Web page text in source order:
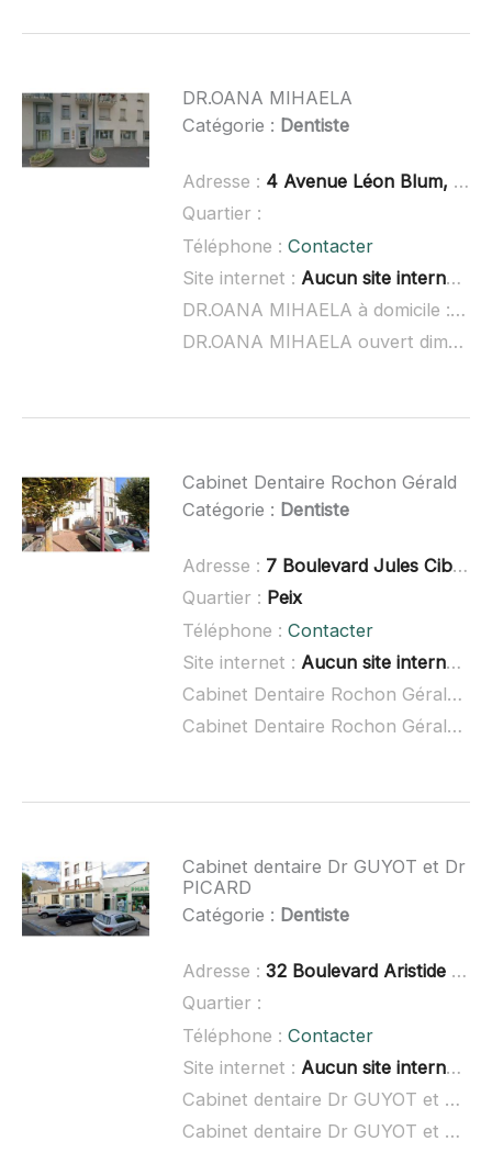
DR.OANA MIHAELA
Catégorie : Dentiste
Adresse : 4 Avenue Léon Blum, 43100 Brioude
Quartier :
Téléphone : Contacter
Site internet : Aucun site internet connu
DR.OANA MIHAELA à domicile :
DR.OANA MIHAELA ouvert dimanche :
Cabinet Dentaire Rochon Gérald
Catégorie : Dentiste
Adresse : 7 Boulevard Jules Cibrand, 63500 Issoire
Quartier : Peix
Téléphone : Contacter
Site internet : Aucun site internet connu
Cabinet Dentaire Rochon Gérald à domicile :
Cabinet Dentaire Rochon Gérald ouvert dimanche :
Cabinet dentaire Dr GUYOT et Dr
PICARD
Catégorie : Dentiste
Adresse : 32 Boulevard Aristide Briand, 43100 Brioude
Quartier :
Téléphone : Contacter
Site internet : Aucun site internet connu
Cabinet dentaire Dr GUYOT et Dr PICARD à domicile :
Cabinet dentaire Dr GUYOT et Dr PICARD ouvert dimanche :